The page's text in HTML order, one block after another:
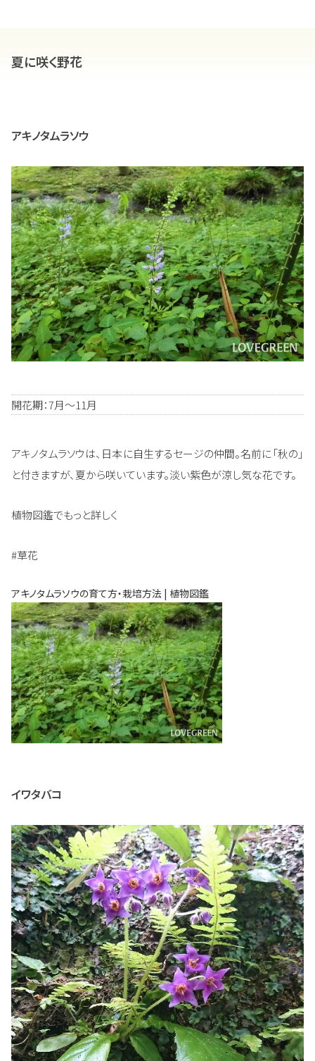
夏に咲く野花
アキノタムラソウ
開花期：7月～11月
アキノタムラソウは、日本に自生するセージの仲間。名前に「秋の」
と付きますが、夏から咲いています。淡い紫色が涼し気な花です。
植物図鑑でもっと詳しく
#草花
アキノタムラソウの育て方・栽培方法 | 植物図鑑
イワタバコ